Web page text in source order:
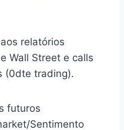
relatórios
Wall Street e calls
(0dte trading).
futuros
Sentimento